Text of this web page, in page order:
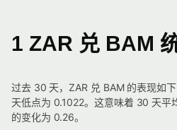
1 ZAR 兑 BAM
过去 30 天，ZAR 兑 BAM 的表现如
天低点为 0.1022。这意味着 30 天平
的变化为 0.26。